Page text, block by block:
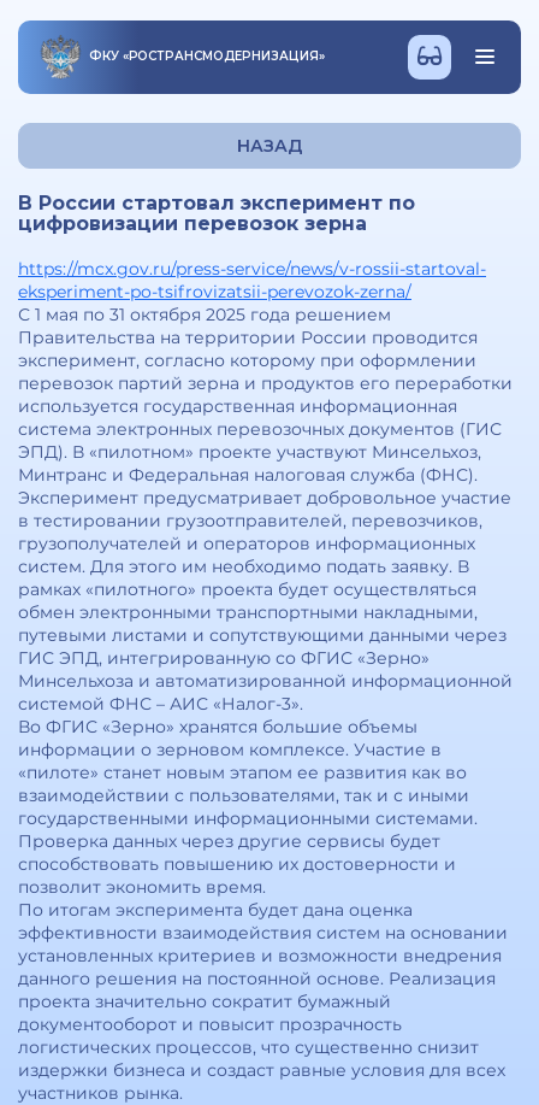
ФКУ «РОСТРАНСМОДЕРНИЗАЦИЯ»
НАЗАД
В России стартовал эксперимент по
цифровизации перевозок зерна
https://mcx.gov.ru/press-service/news/v-rossii-startoval-
eksperiment-po-tsifrovizatsii-perevozok-zerna/
С 1 мая по 31 октября 2025 года решением
Правительства на территории России проводится
эксперимент, согласно которому при оформлении
перевозок партий зерна и продуктов его переработки
используется государственная информационная
система электронных перевозочных документов (ГИС
ЭПД). В «пилотном» проекте участвуют Минсельхоз,
Минтранс и Федеральная налоговая служба (ФНС).
Эксперимент предусматривает добровольное участие
в тестировании грузоотправителей, перевозчиков,
грузополучателей и операторов информационных
систем. Для этого им необходимо подать заявку. В
рамках «пилотного» проекта будет осуществляться
обмен электронными транспортными накладными,
путевыми листами и сопутствующими данными через
ГИС ЭПД, интегрированную со ФГИС «Зерно»
Минсельхоза и автоматизированной информационной
системой ФНС – АИС «Налог-3».
Во ФГИС «Зерно» хранятся большие объемы
информации о зерновом комплексе. Участие в
«пилоте» станет новым этапом ее развития как во
взаимодействии с пользователями, так и с иными
государственными информационными системами.
Проверка данных через другие сервисы будет
способствовать повышению их достоверности и
позволит экономить время.
По итогам эксперимента будет дана оценка
эффективности взаимодействия систем на основании
установленных критериев и возможности внедрения
данного решения на постоянной основе. Реализация
проекта значительно сократит бумажный
документооборот и повысит прозрачность
логистических процессов, что существенно снизит
издержки бизнеса и создаст равные условия для всех
участников рынка.